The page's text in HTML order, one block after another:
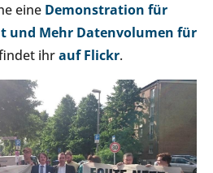
eine Demonstration für
und Mehr Datenvolumen für
ihrauf Flickr.